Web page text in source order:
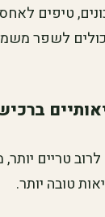
טיפים
לשפר
טריים
טובה יותר.